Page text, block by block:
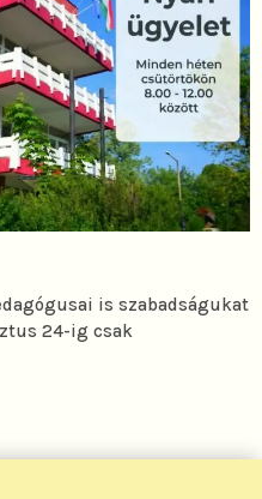
is szabadságukat
24-ig csak